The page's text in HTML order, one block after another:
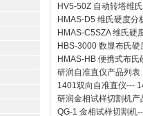
HV5-50Z 自动转塔维
HMAS-D5 维氏硬度分
HMAS-C5SZA 维氏硬
HBS-3000 数显布氏硬
HMAS-HB 便携式布氏
研润自准直仪产品列表
1401双向自准直仪---
研润金相试样切割机产
QG-1 金相试样切割机